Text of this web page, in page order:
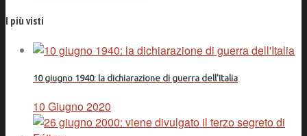
I più visti
10 giugno 1940: la dichiarazione di guerra dell'Italia
10 Giugno 2020